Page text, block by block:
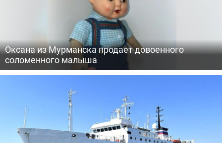
Оксана из Мурманска продает довоенного
соломенного малыша